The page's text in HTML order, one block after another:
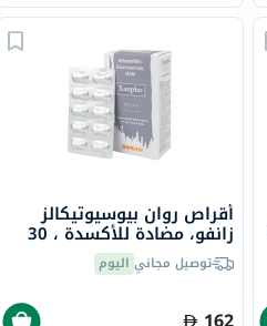
أقراص روان بيوسيوتيكالز
زانفو، مضادة للأكسدة ، 30
قرصتوصيل مجاني اليوم